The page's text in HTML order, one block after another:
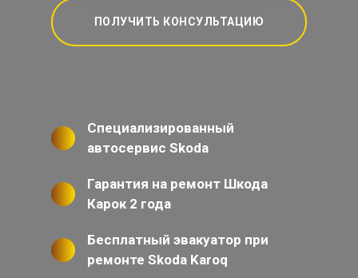
ПОЛУЧИТЬ КОНСУЛЬТАЦИЮ
Специализированный
автосервис Skoda
Гарантия на ремонт Шкода
Карок 2 года
Бесплатный эвакуатор при
ремонте Skoda Karoq